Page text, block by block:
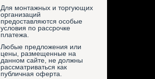
Для монтажных и торгующих
организаций
предоставляются особые
условия по рассрочке
платежа.
Любые предложения или
цены, размещенные на
данном сайте, не должны
рассматриваться как
публичная оферта.